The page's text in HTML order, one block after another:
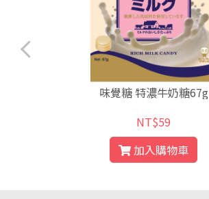
味覺糖 特濃牛奶糖67g
NT$59
加入購物車